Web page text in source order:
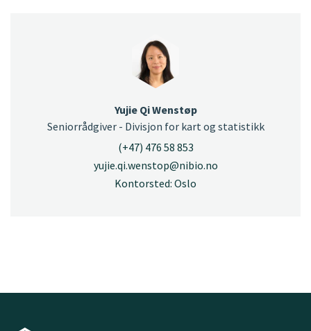
Yujie Qi Wenstøp
Seniorrådgiver - Divisjon for kart og statistikk
(+47) 476 58 853
yujie.qi.wenstop@nibio.no
Kontorsted: Oslo